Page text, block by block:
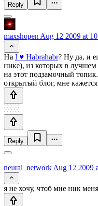
Reply
maxshopen Aug 12 2009 at
На I ♥ Habrahabr? Ну да, и
нике), из которых в лучшем
на этот подзамочный
открытый блог, мне
Reply
neural_network Aug 12 2009
я не хочу, чтоб мне ник